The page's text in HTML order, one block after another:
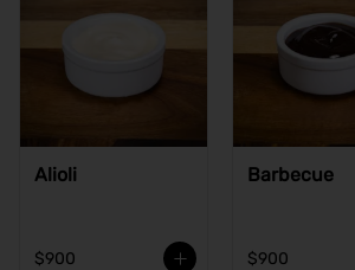
Alioli
$900
Barbecue
$900